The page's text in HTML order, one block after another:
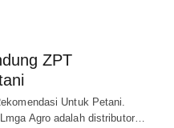
ZPT
Untuk Petani.
Agro adalah distributor…